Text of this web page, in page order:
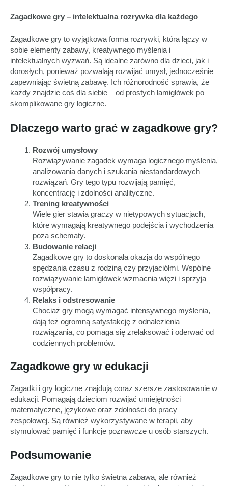
Zagadkowe gry – intelektualna rozrywka dla każdego
Zagadkowe gry to wyjątkowa forma rozrywki, która łączy w
sobie elementy zabawy, kreatywnego myślenia i
intelektualnych wyzwań. Są idealne zarówno dla dzieci, jak i
dorosłych, ponieważ pozwalają rozwijać umysł, jednocześnie
zapewniając świetną zabawę. Ich różnorodność sprawia, że
każdy znajdzie coś dla siebie – od prostych łamigłówek po
skomplikowane gry logiczne.
Dlaczego warto grać w zagadkowe gry?
Rozwój umysłowy
Rozwiązywanie zagadek wymaga logicznego myślenia,
analizowania danych i szukania niestandardowych
rozwiązań. Gry tego typu rozwijają pamięć,
koncentrację i zdolności analityczne.
Trening kreatywności
Wiele gier stawia graczy w nietypowych sytuacjach,
które wymagają kreatywnego podejścia i wychodzenia
poza schematy.
Budowanie relacji
Zagadkowe gry to doskonała okazja do wspólnego
spędzania czasu z rodziną czy przyjaciółmi. Wspólne
rozwiązywanie łamigłówek wzmacnia więzi i sprzyja
współpracy.
Relaks i odstresowanie
Chociaż gry mogą wymagać intensywnego myślenia,
dają też ogromną satysfakcję z odnalezienia
rozwiązania, co pomaga się zrelaksować i oderwać od
codziennych problemów.
Zagadkowe gry w edukacji
Zagadki i gry logiczne znajdują coraz szersze zastosowanie w
edukacji. Pomagają dzieciom rozwijać umiejętności
matematyczne, językowe oraz zdolności do pracy
zespołowej. Są również wykorzystywane w terapii, aby
stymulować pamięć i funkcje poznawcze u osób starszych.
Podsumowanie
Zagadkowe gry to nie tylko świetna zabawa, ale również